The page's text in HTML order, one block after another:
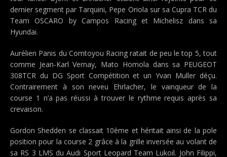
dernier segment par Tarquini, Pepe Oriola sur sa Cupra TCR du
Team OSCARO by Campos Racing et Michelisz dans sa
Hyundai.
Aurélien Panis du Comtoyou Racing ratait de peu le top 5, tout
comme Jean-Karl Vernay, Mato Homola dans sa PEUGEOT
308TCR du DG Sport Compétition et un Yvan Muller déçu.
Contrairement à son neveu Ehrlacher, le vainqueur de la
course 1 n’a pas réussi à trouver le rythme requis après sa
crevaison.
Gordon Shedden se classait 10ème et héritait ainsi de la pole
position pour la course 2 grâce à la grille inversée au volant de
sa RS 3 LMS du Audi Sport Leopard Team Lukoil. John Filippi,